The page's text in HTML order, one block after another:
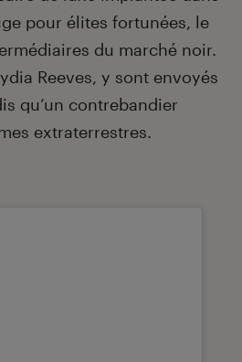
pour élites fortunées, le
du marché noir.
Reeves, y sont envoyés
qu’un contrebandier
extraterrestres.